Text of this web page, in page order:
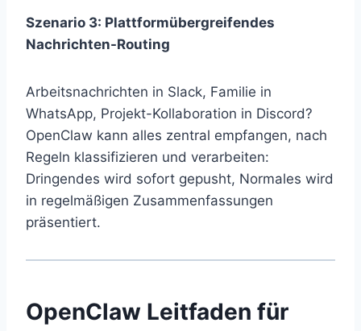
Szenario 3: Plattformübergreifendes
Nachrichten-Routing
Arbeitsnachrichten in Slack, Familie in
WhatsApp, Projekt-Kollaboration in Discord?
OpenClaw kann alles zentral empfangen, nach
Regeln klassifizieren und verarbeiten:
Dringendes wird sofort gepusht, Normales wird
in regelmäßigen Zusammenfassungen
präsentiert.
OpenClaw Leitfaden für